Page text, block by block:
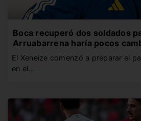
Boca recuperó dos soldados
Arruabarrena haría pocos
El Xeneize comenzó a preparar el
en el…